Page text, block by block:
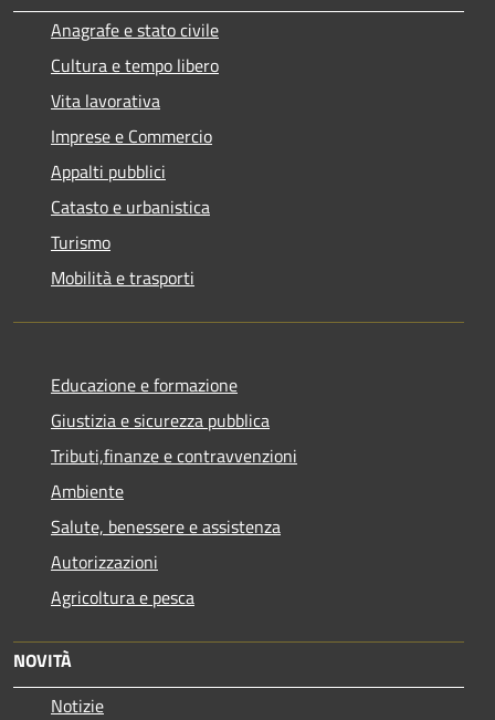
Anagrafe e stato civile
Cultura e tempo libero
Vita lavorativa
Imprese e Commercio
Appalti pubblici
Catasto e urbanistica
Turismo
Mobilità e trasporti
Educazione e formazione
Giustizia e sicurezza pubblica
Tributi,finanze e contravvenzioni
Ambiente
Salute, benessere e assistenza
Autorizzazioni
Agricoltura e pesca
NOVITÀ
Notizie